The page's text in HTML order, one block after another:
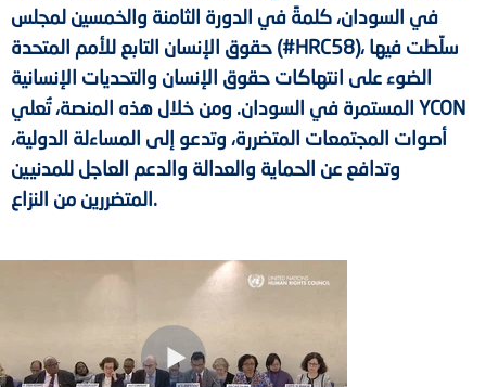
في السودان، كلمةً في الدورة الثامنة والخمسين لمجلس
حقوق الإنسان التابع للأمم المتحدة (#HRC58)، سلّطت فيها
الضوء على انتهاكات حقوق الإنسان والتحديات الإنسانية
المستمرة في السودان. ومن خلال هذه المنصة، تُعلي YCON
أصوات المجتمعات المتضررة، وتدعو إلى المساءلة الدولية،
وتدافع عن الحماية والعدالة والدعم العاجل للمدنيين
المتضررين من النزاع.